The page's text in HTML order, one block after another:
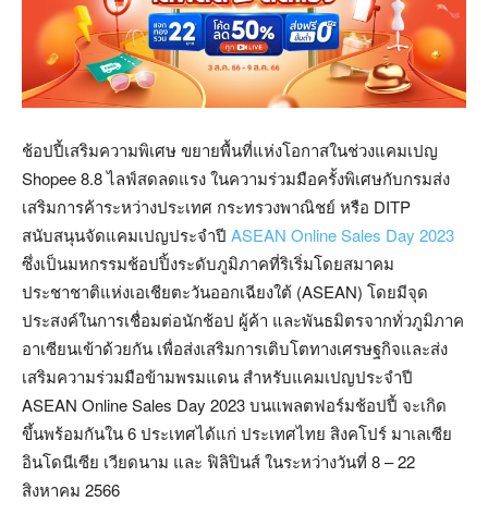
ช้อปปี้เสริมความพิเศษ ขยายพื้นที่แห่งโอกาสในช่วงแคมเปญ
Shopee 8.8 ไลฟ์สดลดแรง ในความร่วมมือครั้งพิเศษกับกรมส่ง
เสริมการค้าระหว่างประเทศ กระทรวงพาณิชย์ หรือ DITP
สนับสนุนจัดแคมเปญประจำปี ASEAN Online Sales Day 2023
ซึ่งเป็นมหกรรมช้อปปิ้งระดับภูมิภาคที่ริเริ่มโดยสมาคม
ประชาชาติแห่งเอเชียตะวันออกเฉียงใต้ (ASEAN) โดยมีจุด
ประสงค์ในการเชื่อมต่อนักช้อป ผู้ค้า และพันธมิตรจากทั่วภูมิภาค
อาเซียนเข้าด้วยกัน เพื่อส่งเสริมการเติบโตทางเศรษฐกิจและส่ง
เสริมความร่วมมือข้ามพรมแดน สำหรับแคมเปญประจำปี
ASEAN Online Sales Day 2023 บนแพลตฟอร์มช้อปปี้ จะเกิด
ขึ้นพร้อมกันใน 6 ประเทศได้แก่ ประเทศไทย สิงคโปร์ มาเลเซีย
อินโดนีเซีย เวียดนาม และ ฟิลิปินส์ ในระหว่างวันที่ 8 – 22
สิงหาคม 2566